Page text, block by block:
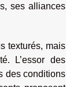
ses alliances
texturés, mais
L’essor des
des conditions